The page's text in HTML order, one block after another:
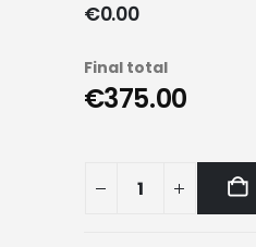
€0.00
Final total
€375.00